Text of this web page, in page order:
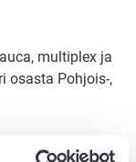
multiplex ja
osasta Pohjois-,